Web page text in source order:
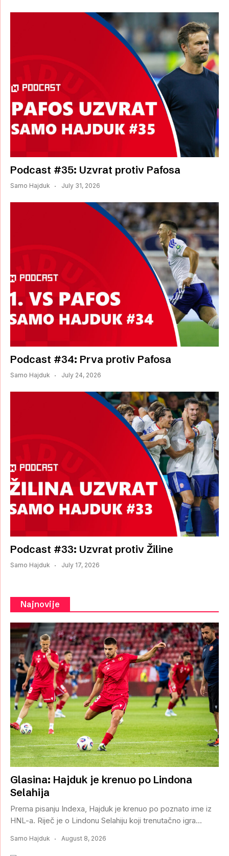
Podcast #35: Uzvrat protiv Pafosa
Samo Hajduk July 31, 2026
Podcast #34: Prva protiv Pafosa
Samo Hajduk July 24, 2026
Podcast #33: Uzvrat protiv Žiline
Samo Hajduk July 17, 2026
Najnovije
Glasina: Hajduk je krenuo po Lindona
Selahija
Prema pisanju Indexa, Hajduk je krenuo po poznato ime iz
HNL-a. Riječ je o Lindonu Selahiju koji trenutačno igra...
Samo Hajduk August 8, 2026